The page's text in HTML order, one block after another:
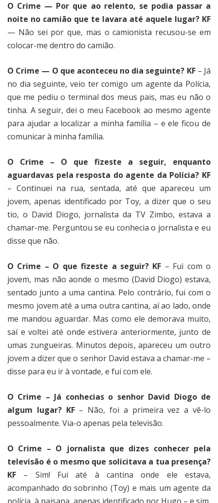
O Crime — Por que ao relento, se podia passar a
noite no camião que te lavara até aquele lugar? KF
— Não sei por que, mas o camionista recusou-se em
colocar-me dentro do camião.
O Crime — O que aconteceu no dia seguinte? KF– Já
no dia seguinte, veio ter comigo um agente da Polícia,
que me pediu o terminal dos meus pais, mas eu não o
tinha. A seguir, dei o meu Facebook ao mesmo agente
para ajudar a localizar a minha família – e ele ficou de
comunicar à minha família.
O Crime – O que fizeste a seguir, enquanto
aguardavas pela resposta do agente da Polícia? KF
– Continuei na rua, sentada, até que apareceu um
jovem, apenas identificado por Toy, a dizer que o seu
tio, o David Diogo, jornalista da TV Zimbo, estava a
chamar-me. Perguntou se eu conhecia o jornalista e eu
disse que não.
O Crime – O que fizeste a seguir? KF – Fui com o
jovem, mas não aonde o mesmo (David Diogo) estava,
sentado junto a uma cantina. Pelo contrário, fui com o
mesmo jovem até a uma outra cantina, aí ao lado, onde
me mandou aguardar. Mas como ele demorava muito,
saí e voltei até onde estivera anteriormente, junto de
umas zungueiras. Minutos depois, apareceu um outro
jovem a dizer que o senhor David estava a chamar-me –
disse para eu ir à vontade, e fui com ele.
O Crime – Já conhecias o senhor David Diogo de
algum lugar? KF– Não, foi a primeira vez a vê-lo
pessoalmente. Via-o apenas pela televisão.
O Crime – O jornalista que dizes conhecer pela
televisão é o mesmo que solicitava a tua presença?
KF – Sim! Fui até à cantina onde ele estava,
acompanhado do sobrinho (Toy) e mais um agente da